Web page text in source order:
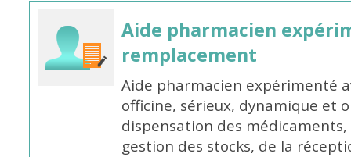
Aide pharmacien
remplacement
Aide pharmacien expérimenté
officine, sérieux, dynamique et
dispensation des
gestion des stocks, de la